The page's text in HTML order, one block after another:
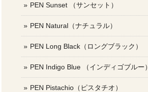
PEN Sunset （サンセット）
PEN Natural（ナチュラル）
PEN Long Black（ロングブラック）
PEN Indigo Blue （インディゴブルー）
PEN Pistachio（ピスタチオ）